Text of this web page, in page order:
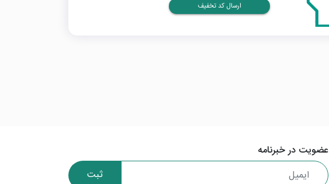
ارسال کد تخفیف
عضویت در خبرنامه
ثبت